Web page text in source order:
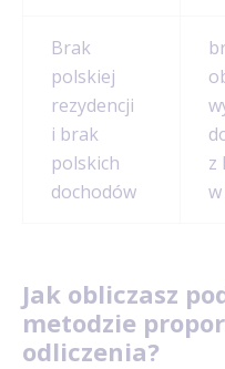
Brak
polskiej
rezydencji
i brak
polskich
dochodów
z
Jak obliczasz
metodzie
odliczenia?